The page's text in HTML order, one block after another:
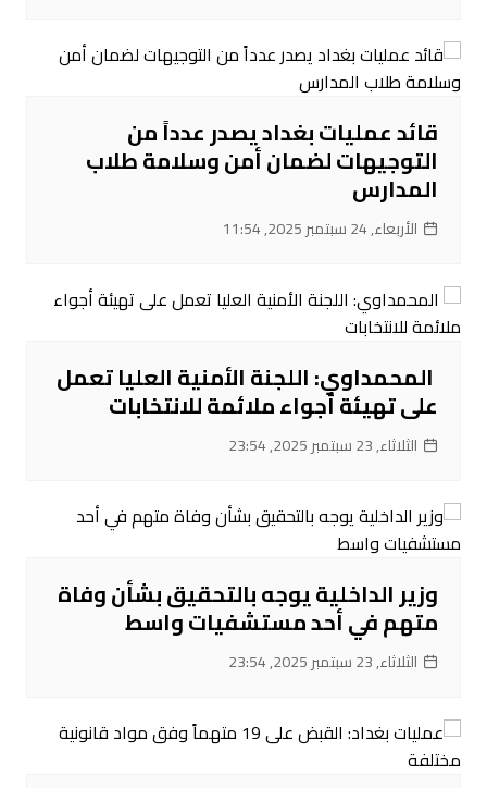
قائد عمليات بغداد يصدر عدداً من
التوجيهات لضمان أمن وسلامة طلاب
المدارس
الأربعاء, 24 سبتمبر 2025, 11:54
‌ المحمداوي: اللجنة الأمنية العليا تعمل
على تهيئة أجواء ملائمة للانتخابات
الثلاثاء, 23 سبتمبر 2025, 23:54
‌وزير الداخلية يوجه بالتحقيق بشأن وفاة
متهم في أحد مستشفيات واسط
الثلاثاء, 23 سبتمبر 2025, 23:54